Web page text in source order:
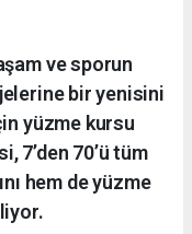
ve sporun
bir yenisini
yüzme kursu
7’den 70’ü tüm
hem de yüzme